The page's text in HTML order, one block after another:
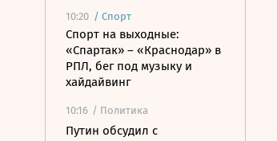
10:20 / Спорт
Спорт на выходные:
«Спартак» – «Краснодар» в
РПЛ, бег под музыку и
хайдайвинг
10:16 / Политика
Путин обсудил с